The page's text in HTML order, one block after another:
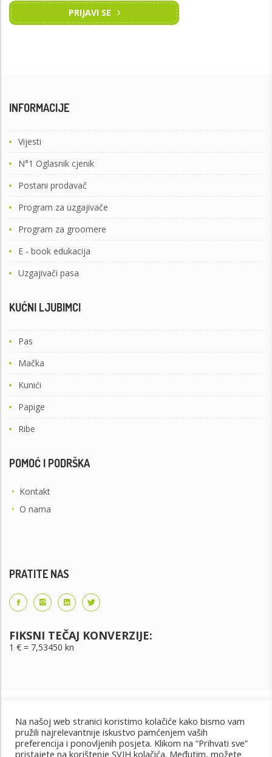
PRIJAVI SE
INFORMACIJE
Vijesti
N°1 Oglasnik cjenik
Postani prodavač
Program za uzgajivače
Program za groomere
E - book edukacija
Uzgajivači pasa
KUĆNI LJUBIMCI
Pas
Mačka
Kunići
Papige
Ribe
POMOĆ I PODRŠKA
• Kontakt
• O nama
PRATITE NAS
FIKSNI TEČAJ KONVERZIJE:
1 € = 7,53450 kn
Na našoj web stranici koristimo kolačiće kako bismo vam
pružili najrelevantnije iskustvo pamćenjem vaših
preferencija i ponovljenih posjeta. Klikom na “Prihvati sve”
pristajete na korištenje SVIH kolačića. Međutim, možete